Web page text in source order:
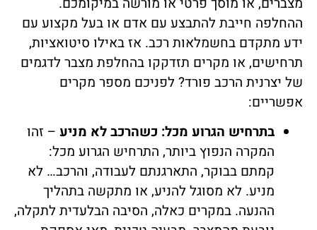
ההחלפה חייבת להתבצע עם אדם או בעל מקצוע עם
ידע מתקדם בחשמלאות רכב. אז באילו סיטואציות,
תרחישים, או מקרים תזדקקו בהחלפת מצבר לדגמים
של יצרנית הרכב פורד? לפניכם מספר מקרים
אפשריים:
בתרחיש הגרוע מכל: כשהרכב לא מניע – זהו
המקרה הנפוץ ביותר, התרחיש הגרוע מכל:
קמתם בבוקר, התארגנתם לעבודה, והרכב… לא
מניע. לא מסוגל להניע, או מתקשה בתהליך
ההנעה. במקרים כאלה, הסיבה הבלעדית לתקלה,